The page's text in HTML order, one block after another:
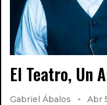
El Teatro, Un
Gabriel Ábalos
Abr